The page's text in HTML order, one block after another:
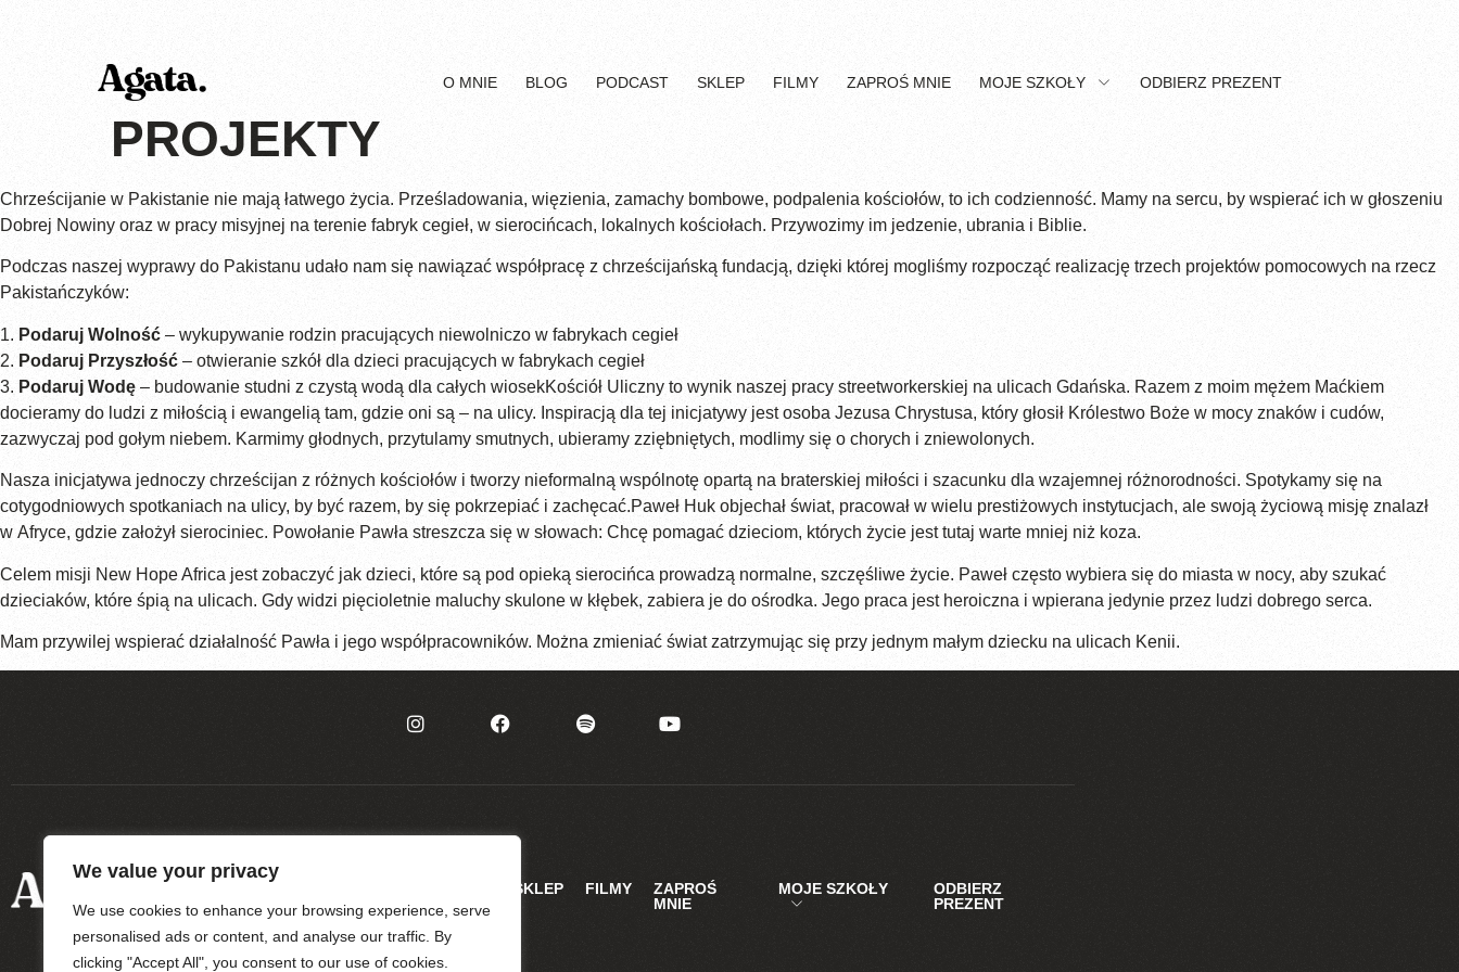
We value your privacy
We use cookies to enhance your browsing experience, serve
personalised ads or content, and analyse our traffic. By
clicking "Accept All", you consent to our use of cookies.
O MNIE BLOG PODCAST SKLEP FILMY ZAPROŚ MNIE MOJE SZKOŁY ODBIERZ PREZENT
PROJEKTY
Chrześcijanie w Pakistanie nie mają łatwego życia. Prześladowania, więzienia, zamachy bombowe, podpalenia kościołów, to ich codzienność. Mamy na sercu, by wspierać ich w głoszeniu
Dobrej Nowiny oraz w pracy misyjnej na terenie fabryk cegieł, w sierocińcach, lokalnych kościołach. Przywozimy im jedzenie, ubrania i Biblie.
Podczas naszej wyprawy do Pakistanu udało nam się nawiązać współpracę z chrześcijańską fundacją, dzięki której mogliśmy rozpocząć realizację trzech projektów pomocowych na rzecz
Pakistańczyków:
1. Podaruj Wolność – wykupywanie rodzin pracujących niewolniczo w fabrykach cegieł
2. Podaruj Przyszłość – otwieranie szkół dla dzieci pracujących w fabrykach cegieł
3. Podaruj Wodę – budowanie studni z czystą wodą dla całych wiosekKościół Uliczny to wynik naszej pracy streetworkerskiej na ulicach Gdańska. Razem z moim mężem Maćkiem
docieramy do ludzi z miłością i ewangelią tam, gdzie oni są – na ulicy. Inspiracją dla tej inicjatywy jest osoba Jezusa Chrystusa, który głosił Królestwo Boże w mocy znaków i cudów,
zazwyczaj pod gołym niebem. Karmimy głodnych, przytulamy smutnych, ubieramy zziębniętych, modlimy się o chorych i zniewolonych.
Nasza inicjatywa jednoczy chrześcijan z różnych kościołów i tworzy nieformalną wspólnotę opartą na braterskiej miłości i szacunku dla wzajemnej różnorodności. Spotykamy się na
cotygodniowych spotkaniach na ulicy, by być razem, by się pokrzepiać i zachęcać.Paweł Huk objechał świat, pracował w wielu prestiżowych instytucjach, ale swoją życiową misję znalazł
w Afryce, gdzie założył sierociniec. Powołanie Pawła streszcza się w słowach: Chcę pomagać dzieciom, których życie jest tutaj warte mniej niż koza.
Celem misji New Hope Africa jest zobaczyć jak dzieci, które są pod opieką sierocińca prowadzą normalne, szczęśliwe życie. Paweł często wybiera się do miasta w nocy, aby szukać
dzieciaków, które śpią na ulicach. Gdy widzi pięcioletnie maluchy skulone w kłębek, zabiera je do ośrodka. Jego praca jest heroiczna i wpierana jedynie przez ludzi dobrego serca.
Mam przywilej wspierać działalność Pawła i jego współpracowników. Można zmieniać świat zatrzymując się przy jednym małym dziecku na ulicach Kenii.
MNIE
SKLEP FILMY
ZAPROŚ
MNIE
MOJE SZKOŁY
ODBIERZ
PREZENT